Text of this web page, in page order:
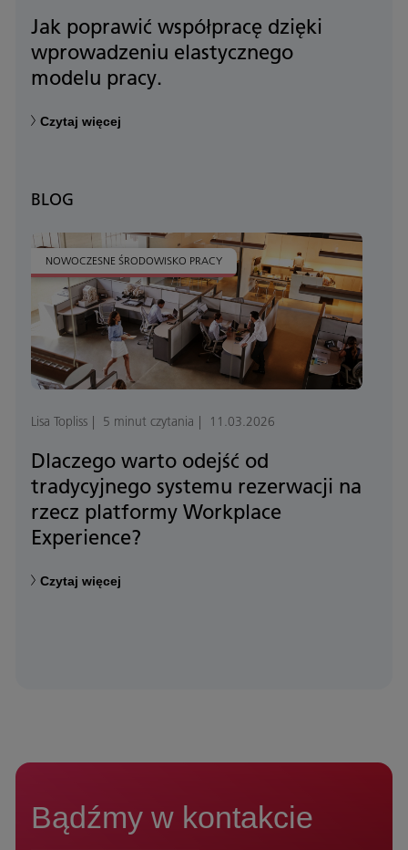
Jak poprawić współpracę dzięki
wprowadzeniu elastycznego
modelu pracy.
Czytaj więcej
BLOG
NOWOCZESNE ŚRODOWISKO PRACY
Lisa Topliss 5 minut czytania 11.03.2026
Dlaczego warto odejść od
tradycyjnego systemu rezerwacji na
rzecz platformy Workplace
Experience?
Czytaj więcej
Bądźmy w kontakcie